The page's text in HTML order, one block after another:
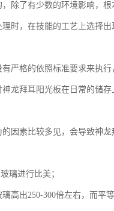
除了有少数的环境影响，根
时，在技能的工艺上选择
严格的依照标准要求来执
龙拜耳阳光板在日常的储
因素比较多见，会导致神
璃进行比美；
高出250-300倍左右，而平